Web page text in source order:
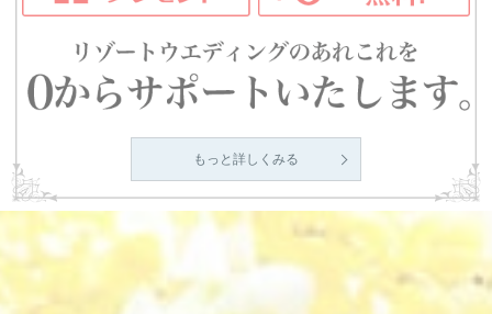
もっと詳しくみる